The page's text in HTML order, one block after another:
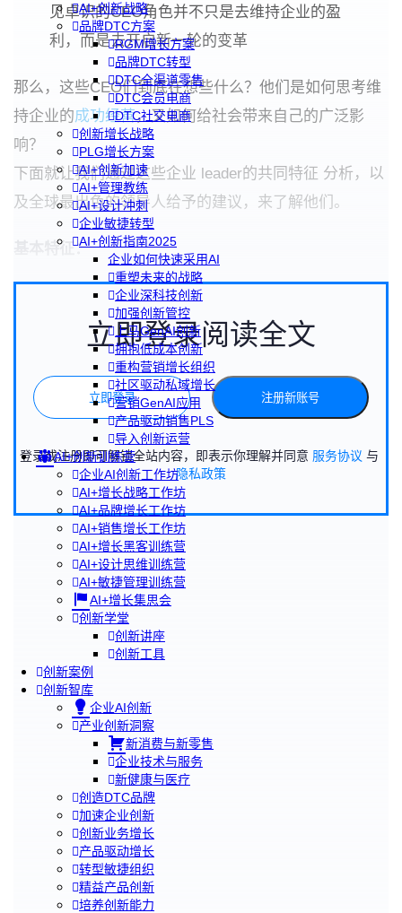
AI+创新战略
品牌DTC方案
RGM增长方案
品牌DTC转型
DTC全渠道零售
DTC会员电商
DTC社交电商
创新增长战略
PLG增长方案
AI+创新加速
AI+管理教练
AI+设计冲刺
企业敏捷转型
AI+创新指南2025
企业如何快速采用AI
重塑未来的战略
企业深科技创新
加强创新管控
上马GenAI创新
拥抱低成本创新
重构营销增长组织
社区驱动私域增长
营销GenAI应用
产品驱动销售PLS
导入创新运营
AI+创新训练营
企业AI创新工作坊
AI+增长战略工作坊
AI+品牌增长工作坊
AI+销售增长工作坊
AI+增长黑客训练营
AI+设计思维训练营
AI+敏捷管理训练营
AI+增长集思会
创新学堂
创新讲座
创新工具
创新案例
创新智库
企业AI创新
产业创新洞察
新消费与新零售
企业技术与服务
新健康与医疗
创造DTC品牌
加速企业创新
创新业务增长
产品驱动增长
转型敏捷组织
精益产品创新
培养创新能力
见卓识的CEO角色并不只是去维持企业的盈
利，而是去开启新一轮的变革
那么，这些CEO们到底在想些什么？他们是如何思考维
持企业的成功经营，又如何给社会带来自己的广泛影
响？
下面就让我们通过这些企业 leader的共同特征 分析，以
及全球最出色的领导人给予的建议，来了解他们。
基本特征：
立即登录阅读全文
立即登录 注册新账号
登录或注册即可解锁全站内容，即表示你理解并同意 服务协议 与
隐私政策